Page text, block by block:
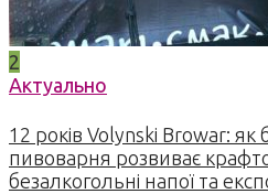
2
Актуально
12 років Volynski Browar: як
пивоварня розвиває
безалкогольні напої та